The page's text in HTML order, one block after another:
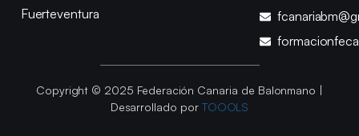
Fuerteventura
Copyright © 2025 Federación Canaria de Balonmano |
Desarrollado por TOOOLS